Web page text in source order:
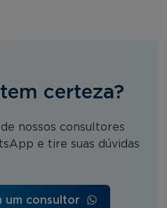
certeza?
nossos consultores
e tire suas dúvidas
um consultor